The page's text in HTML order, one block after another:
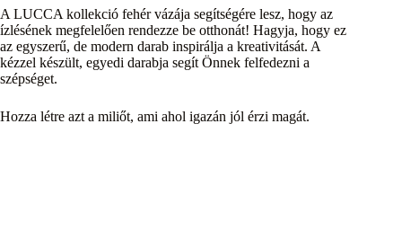
A LUCCA kollekció fehér vázája segítségére lesz, hogy az
ízlésének megfelelően rendezze be otthonát! Hagyja, hogy ez
az egyszerű, de modern darab inspirálja a kreativitását. A
kézzel készült, egyedi darabja segít Önnek felfedezni a
szépséget.
Hozza létre azt a miliőt, ami ahol igazán jól érzi magát.